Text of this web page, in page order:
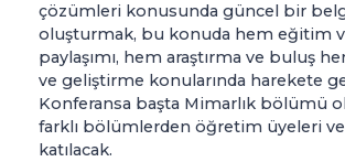
çözümleri konusunda güncel bir
oluşturmak, bu konuda hem eğitim
paylaşımı, hem araştırma ve buluş
ve geliştirme konularında harekete
Konferansa başta Mimarlık bölümü
farklı bölümlerden öğretim üyeleri
katılacak.